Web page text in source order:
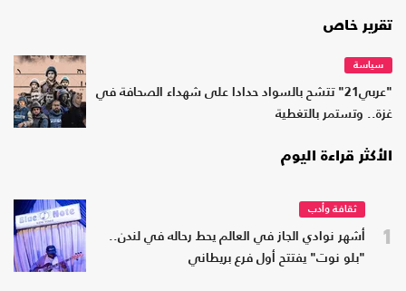
تقرير خاص
سياسة
"عربي21" تتشح بالسواد حدادا على شهداء الصحافة في
غزة.. وتستمر بالتغطية
الأكثر قراءة اليوم
1
ثقافة وأدب
أشهر نوادي الجاز في العالم يحط رحاله في لندن..
"بلو نوت" يفتتح أول فرع بريطاني